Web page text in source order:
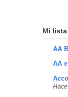
Mi
AA
AA